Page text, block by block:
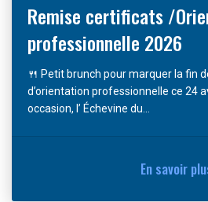
Remise certificats /
professionnelle 2026
🍴 Petit brunch pour marquer la fin
d’orientation professionnelle ce 24
occasion, l’ Échevine du...
En savoir